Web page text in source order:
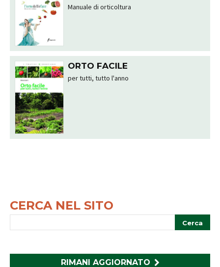
Manuale di orticoltura
ORTO FACILE
per tutti, tutto l'anno
CERCA NEL SITO
RIMANI AGGIORNATO